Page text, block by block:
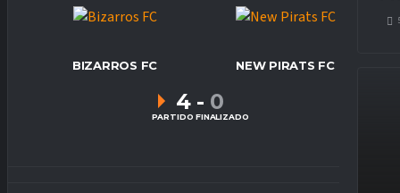
BIZARROS FC NEW PIRATS FC
4 - 0
PARTIDO FINALIZADO